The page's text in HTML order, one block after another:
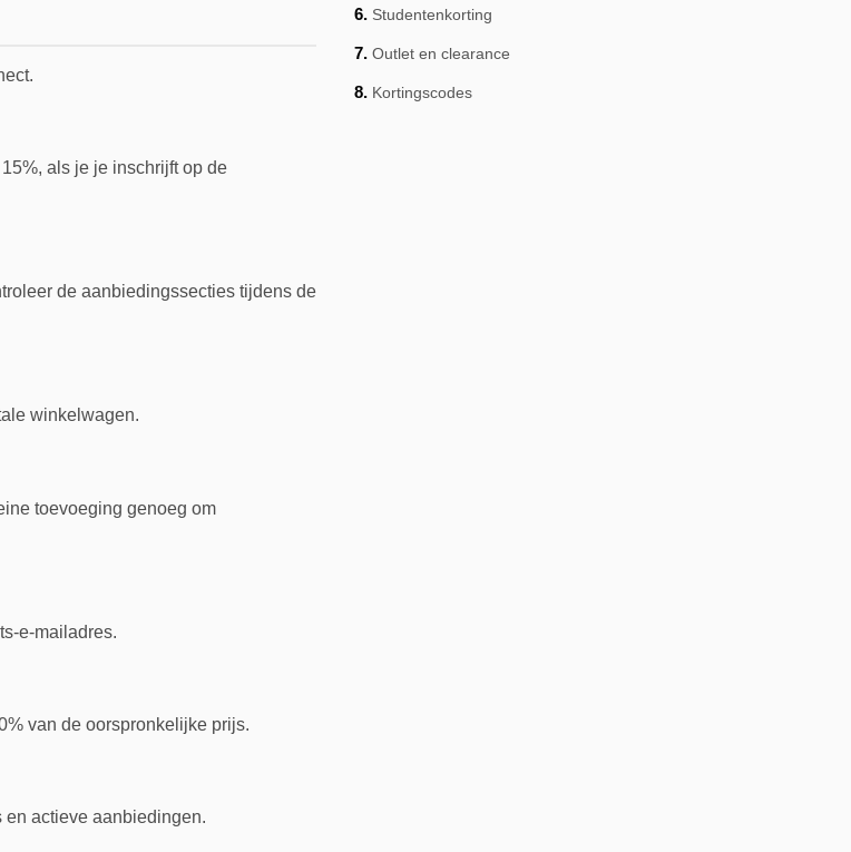
als je je inschrijft op de
de aanbiedingssecties tijdens de
winkelwagen.
toevoeging genoeg om
e-mailadres.
van de oorspronkelijke prijs.
actieve aanbiedingen.
Studentenkorting
Outlet en clearance
Kortingscodes